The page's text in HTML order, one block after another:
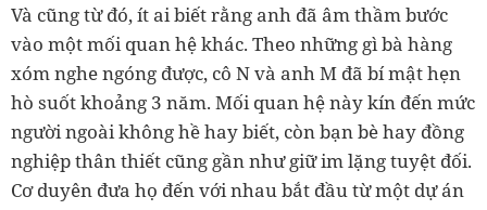
Và cũng từ đó, ít ai biết rằng anh đã âm thầm bước
vào một mối quan hệ khác. Theo những gì bà hàng
xóm nghe ngóng được, cô N và anh M đã bí mật hẹn
hò suốt khoảng 3 năm. Mối quan hệ này kín đến mức
người ngoài không hề hay biết, còn bạn bè hay đồng
nghiệp thân thiết cũng gần như giữ im lặng tuyệt đối.
Cơ duyên đưa họ đến với nhau bắt đầu từ một dự án